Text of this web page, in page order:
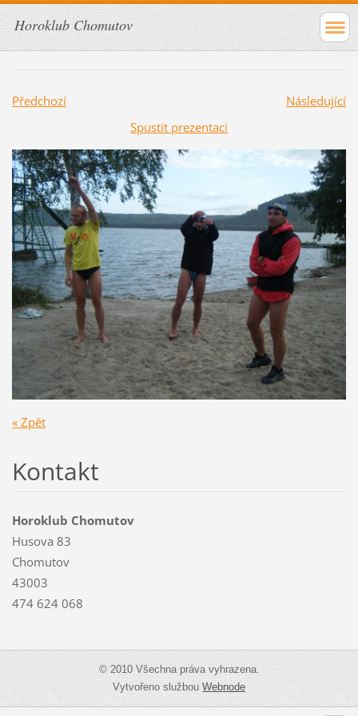
Horoklub Chomutov
Předchozí
Následující
Spustit prezentaci
« Zpět
Kontakt
Horoklub Chomutov
Husova 83
Chomutov
43003
474 624 068
© 2010 Všechna práva vyhrazena.
Vytvořeno službouWebnode